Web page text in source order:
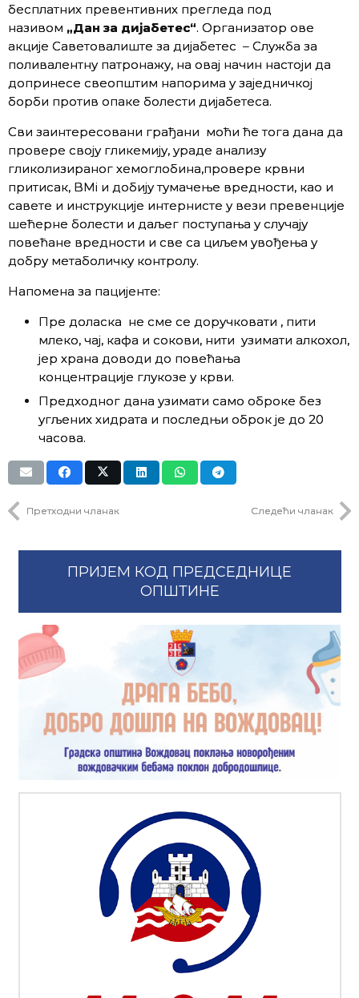
бесплатних превентивних прегледа под
називом „Дан за дијабетес“. Организатор ове
акције Саветовалиштe за дијабетес – Службa за
поливалентну патронажу, на овај начин настоји да
допринесе свеопштим напорима у заједничкој
борби против опаке болести дијабетеса.
Сви заинтересовани грађани моћи ће тога дана да
провере своју гликемију, ураде анализу
гликолизираног хемоглобина,провере крвни
притисак, BMi и добију тумачење вредности, као и
савете и инструкције интернисте у вези превенције
шећерне болести и даљег поступања у случају
повећане вредности и све са циљем увођења у
добру метаболичку контролу.
Напомена за пацијенте:
Пре доласка не сме се доручковати , пити
млеко, чај, кафа и сокови, нити узимати алкохол,
јер храна доводи до повећања
концентрације глукозе у крви.
Предходног дана узимати само оброке без
угљених хидрата и последњи оброк је до 20
часова.
Претходни чланак Следећи чланак
ПРИЈЕМ КОД ПРЕДСЕДНИЦЕ
ОПШТИНЕ